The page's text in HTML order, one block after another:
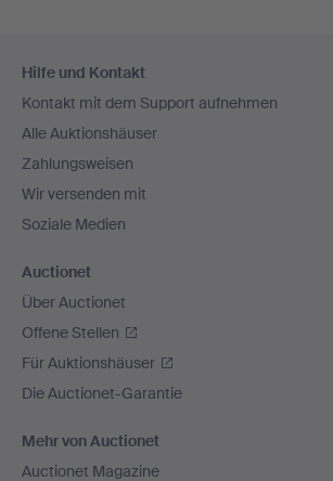
Navigation
Hilfe und Kontakt
Kontakt mit dem Support aufnehmen
Alle Auktionshäuser
Zahlungsweisen
Wir versenden mit
Soziale Medien
Auctionet
Über Auctionet
Offene Stellen
Für Auktionshäuser
Die Auctionet-Garantie
Mehr von Auctionet
Auctionet Magazine